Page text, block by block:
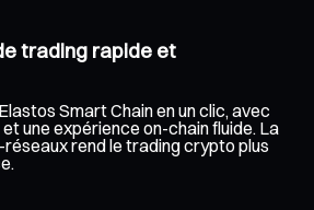
trading rapide et
Smart Chain en un clic, avec
une expérience on-chain fluide. La
rend le trading crypto plus